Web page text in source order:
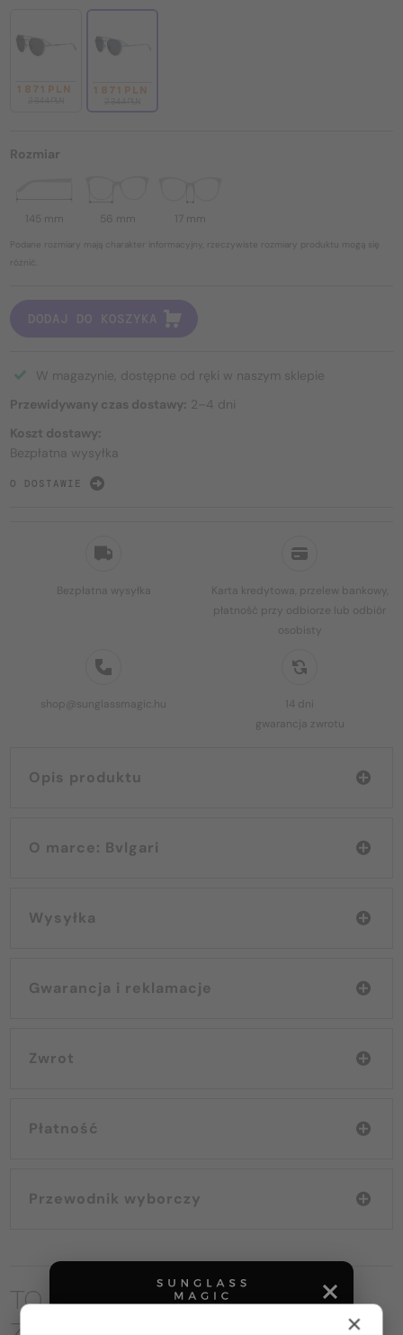
Bezpłatna wysyłka
Karta kredytowa, przelew bankowy,
płatność przy odbiorze lub odbiór
osobisty
shop@sunglassmagic.hu
14 dni
gwarancja zwrotu
Opis produktu
O marce: Bvlgari
Wysyłka
Gwarancja i reklamacje
Zwrot
Płatność
Przewodnik wyborczy
1 871 PLN 1 871 PLN
Rozmiar
145 mm 56 mm 17 mm
Podane rozmiary mają charakter informacyjny, rzeczywiste rozmiary produktu mogą się
różnić.
DODAJ DO KOSZYKA
W magazynie, dostępne od ręki w naszym sklepie
Przewidywany czas dostawy: 2–4 dni
Koszt dostawy:
Bezpłatna wysyłka
O DOSTAWIE
TO MOŻE CIĘ RÓWNIEŻ
×